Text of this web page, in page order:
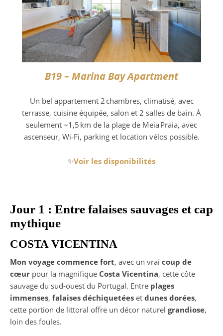
B19 – Marina Bay Apartment
Un bel appartement 2 chambres, climatisé, avec
terrasse, cuisine équipée, salon et 2 salles de bain. À
seulement ~1,5 km de la plage de Meia Praia, avec
ascenseur, Wi‑Fi, parking et location vélos possible.
✨Voir les disponibilités
Jour 1 : Entre falaises sauvages et cap
mythique
COSTA VICENTINA
Mon voyage commence fort, avec un vrai coup de
cœur pour la magnifique Costa Vicentina, cette côte
sauvage du sud-ouest du Portugal. Entre plages
immenses, falaises déchiquetées et dunes dorées,
cette portion de littoral offre un décor naturel grandiose,
loin des foules.